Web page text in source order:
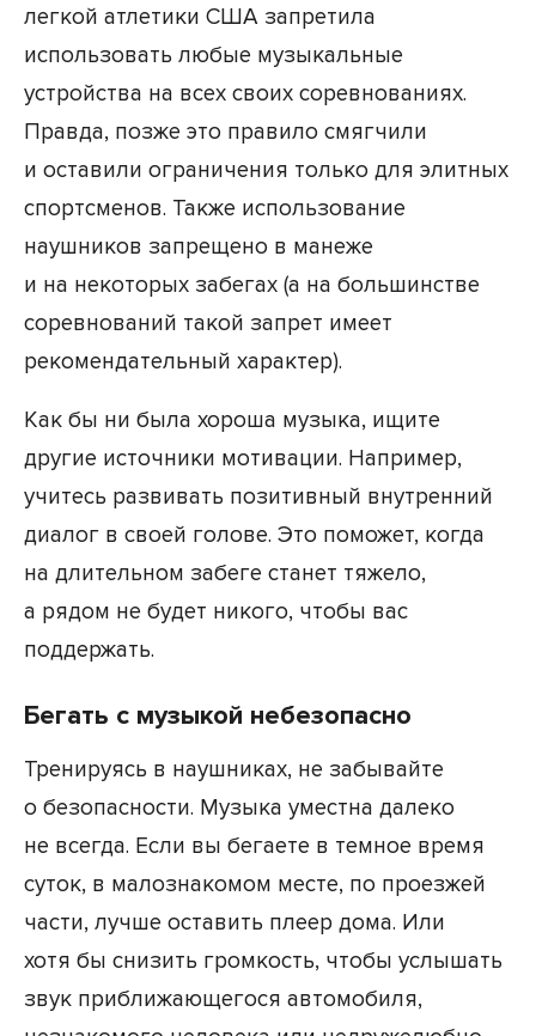
легкой атлетики США запретила
использовать любые музыкальные
устройства на всех своих соревнованиях.
Правда, позже это правило смягчили
и оставили ограничения только для элитных
спортсменов. Также использование
наушников запрещено в манеже
и на некоторых забегах (а на большинстве
соревнований такой запрет имеет
рекомендательный характер).
Как бы ни была хороша музыка, ищите
другие источники мотивации. Например,
учитесь развивать позитивный внутренний
диалог в своей голове. Это поможет, когда
на длительном забеге станет тяжело,
а рядом не будет никого, чтобы вас
поддержать.
Бегать с музыкой небезопасно
Тренируясь в наушниках, не забывайте
о безопасности. Музыка уместна далеко
не всегда. Если вы бегаете в темное время
суток, в малознакомом месте, по проезжей
части, лучше оставить плеер дома. Или
хотя бы снизить громкость, чтобы услышать
звук приближающегося автомобиля,